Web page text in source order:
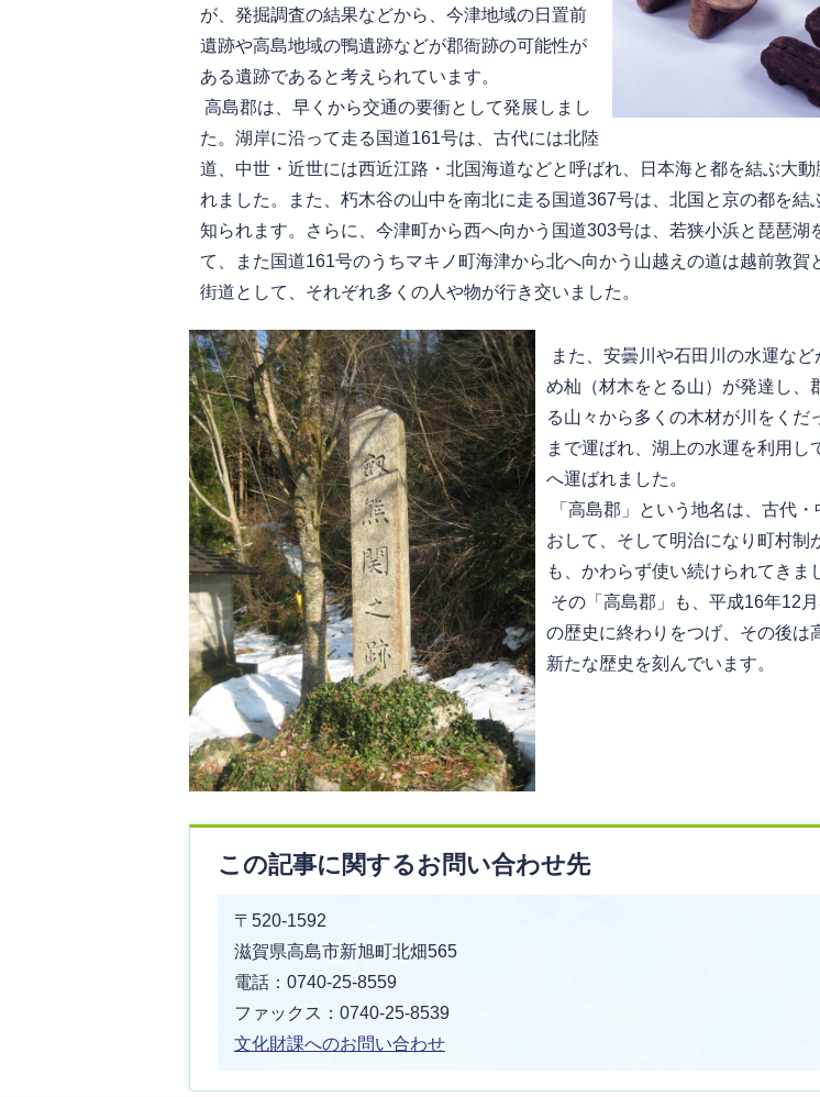
が、発掘調査の結果などから、今津地域の日置前
遺跡や高島地域の鴨遺跡などが郡衙跡の可能性が
ある遺跡であると考えられています。
高島郡は、早くから交通の要衝として発展しまし
た。湖岸に沿って走る国道161号は、古代には北陸
道、中世・近世には西近江路・北国海道などと呼ばれ、日本海と都を結ぶ大動
れました。また、朽木谷の山中を南北に走る国道367号は、北国と京の都を結
知られます。さらに、今津町から西へ向かう国道303号は、若狭小浜と琵琶湖
て、また国道161号のうちマキノ町海津から北へ向かう山越えの道は越前敦賀
街道として、それぞれ多くの人や物が行き交いました。
また、安曇川や石田川の水運など
め杣（材木をとる山）が発達し、
る山々から多くの木材が川をくだ
まで運ばれ、湖上の水運を利用し
へ運ばれました。
「高島郡」という地名は、古代・
おして、そして明治になり町村制
も、かわらず使い続けられてきま
その「高島郡」も、平成16年12
の歴史に終わりをつげ、その後は
新たな歴史を刻んでいます。
この記事に関するお問い合わせ先
〒520-1592
滋賀県高島市新旭町北畑565
電話：0740-25-8559
ファックス：0740-25-8539
文化財課へのお問い合わせ